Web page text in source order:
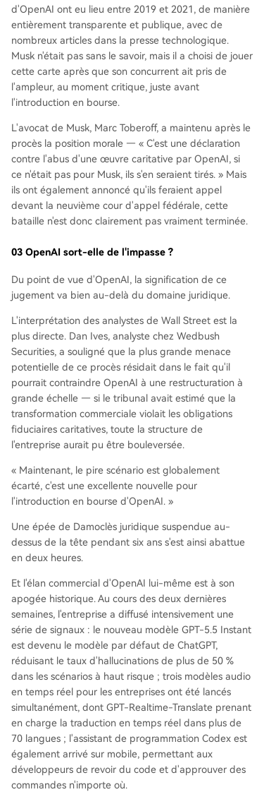
d'OpenAI ont eu lieu entre 2019 et 2021, de manière
entièrement transparente et publique, avec de
nombreux articles dans la presse technologique.
Musk n'était pas sans le savoir, mais il a choisi de jouer
cette carte après que son concurrent ait pris de
l'ampleur, au moment critique, juste avant
l'introduction en bourse.
L'avocat de Musk, Marc Toberoff, a maintenu après le
procès la position morale — « C'est une déclaration
contre l'abus d'une œuvre caritative par OpenAI, si
ce n'était pas pour Musk, ils s'en seraient tirés. » Mais
ils ont également annoncé qu'ils feraient appel
devant la neuvième cour d'appel fédérale, cette
bataille n'est donc clairement pas vraiment terminée.
03 OpenAI sort-elle de l'impasse ?
Du point de vue d'OpenAI, la signification de ce
jugement va bien au-delà du domaine juridique.
L'interprétation des analystes de Wall Street est la
plus directe. Dan Ives, analyste chez Wedbush
Securities, a souligné que la plus grande menace
potentielle de ce procès résidait dans le fait qu'il
pourrait contraindre OpenAI à une restructuration à
grande échelle — si le tribunal avait estimé que la
transformation commerciale violait les obligations
fiduciaires caritatives, toute la structure de
l'entreprise aurait pu être bouleversée.
« Maintenant, le pire scénario est globalement
écarté, c'est une excellente nouvelle pour
l'introduction en bourse d'OpenAI. »
Une épée de Damoclès juridique suspendue au-
dessus de la tête pendant six ans s'est ainsi abattue
en deux heures.
Et l'élan commercial d'OpenAI lui-même est à son
apogée historique. Au cours des deux dernières
semaines, l'entreprise a diffusé intensivement une
série de signaux : le nouveau modèle GPT-5.5 Instant
est devenu le modèle par défaut de ChatGPT,
réduisant le taux d'hallucinations de plus de 50 %
dans les scénarios à haut risque ; trois modèles audio
en temps réel pour les entreprises ont été lancés
simultanément, dont GPT-Realtime-Translate prenant
en charge la traduction en temps réel dans plus de
70 langues ; l'assistant de programmation Codex est
également arrivé sur mobile, permettant aux
développeurs de revoir du code et d'approuver des
commandes n'importe où.